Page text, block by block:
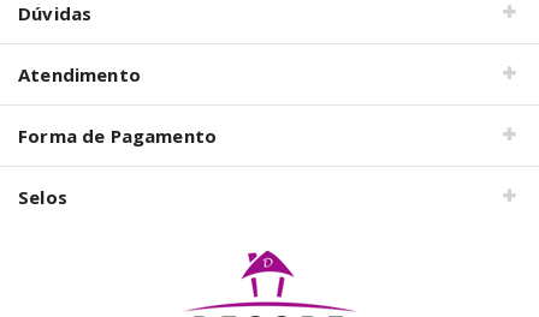
Dúvidas
Atendimento
Forma de Pagamento
Selos